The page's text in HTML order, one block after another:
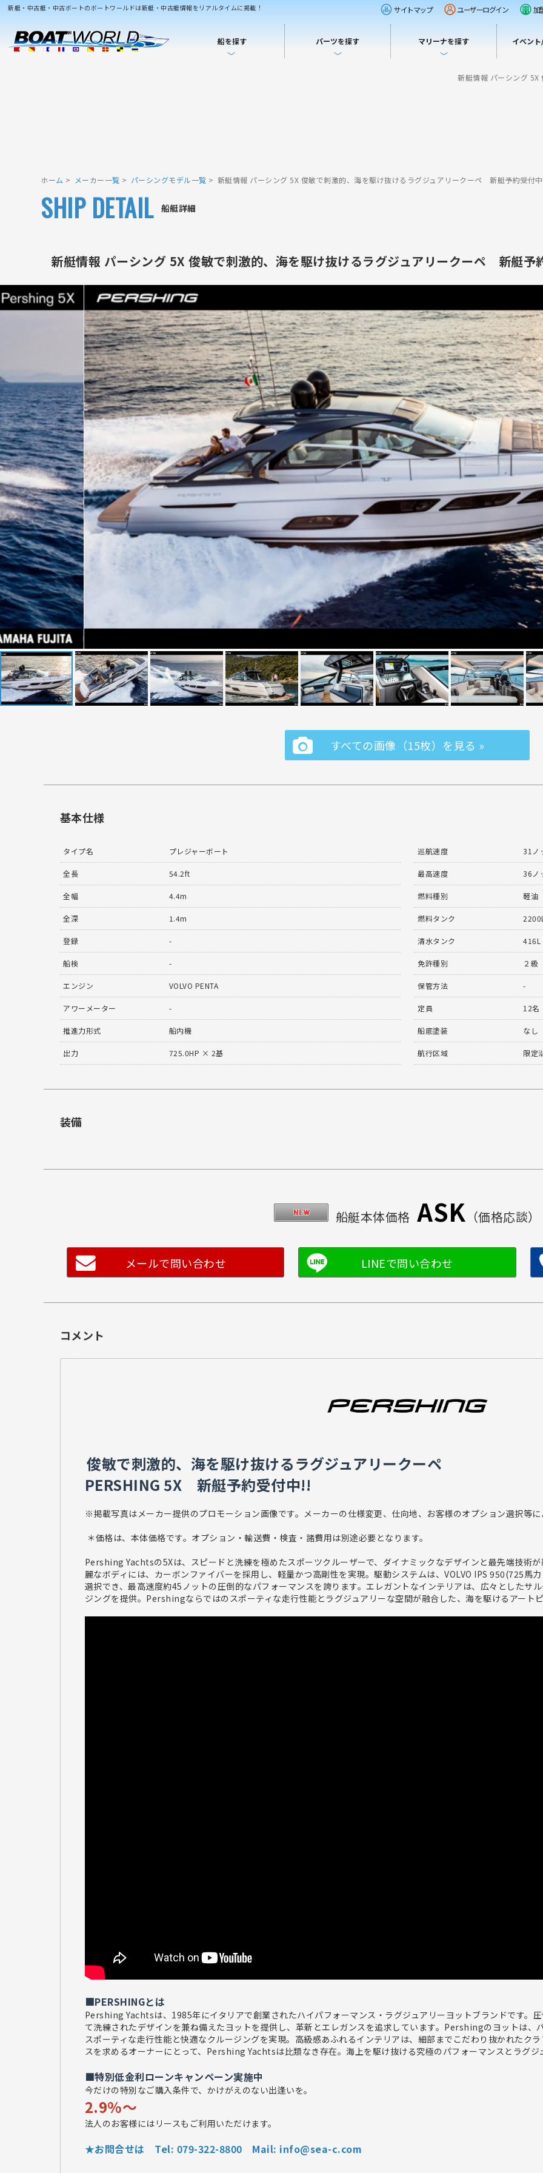
新艇・中古艇・中古ボートのボートワールドは新艇・中古艇情報をリアルタイムに掲載！ サイトマップ ユーザーログイン 加
船を探す パーツを探す マリーナを探す イベン
新艇情報 パーシング
ホーム メーカー一覧 パーシングモデル一覧 新艇情報 パーシング 5X 俊敏で刺激的、海を駆け抜けるラグジュアリークーペ 新艇予約受付中
船艇詳細
SHIP DETAIL
新艇情報 パーシング 5X 俊敏で刺激的、海を駆け抜けるラグジュアリークーペ 新艇予
すべての画像（15枚）を見る »
基本仕様
タイプ名 プレジャーボート
全長 54.2ft
全幅 4.4m
全深 1.4m
登録 -
船検 -
エンジン VOLVO PENTA
アワーメーター -
推進力形式 船内機
出力 725.0HP × 2基
巡航速度 31ノ
最高速度 36ノ
燃料種別 軽油
燃料タンク 2200L
清水タンク 416L
免許種別 ２級
保管方法 -
定員 12名
船底塗装 なし
航行区域 限定
装備
船艇本体価格 ASK （価格応談）
メールで問い合わせ
コメント
俊敏で刺激的、海を駆け抜けるラグジュアリークーペ
PERSHING 5X 新艇予約受付中!!
※掲載写真はメーカー提供のプロモーション画像です。メーカーの仕様変更、仕向地、お客様のオプション選択等
＊価格は、本体価格です。オプション・輸送費・検査・諸費用は別途必要となります。
Pershing Yachtsの5Xは、スピードと洗練を極めたスポーツクルーザーで、ダイナミックなデザインと最先端技術
麗なボディには、カーボンファイバーを採用し、軽量かつ高剛性を実現。駆動システムは、VOLVO IPS 950(725馬
選択でき、最高速度約45ノットの圧倒的なパフォーマンスを誇ります。エレガントなインテリアは、広々としたサ
ジングを提供。Pershingならではのスポーティな走行性能とラグジュアリーな空間が融合した、海を駆ける
■PERSHINGとは
Pershing Yachtsは、1985年にイタリアで創業されたハイパフォーマンス・ラグジュアリーヨットブランドです。
て洗練されたデザインを兼ね備えたヨットを提供し、革新とエレガンスを追求しています。Pershingのヨットは、
スポーティな走行性能と快適なクルージングを実現。高級感あふれるインテリアは、細部までこだわり抜かれたク
スを求めるオーナーにとって、Pershing Yachtsは比類なき存在。海上を駆け抜ける究極のパフォーマンスとラグ
■特別低金利ローンキャンペーン実施中
今だけの特別なご購入条件で、かけがえのない出逢いを。
2.9%〜
法人のお客様にはリースもご利用いただけます。
★お問合せは Tel: 079-322-8800 Mail: info@sea-c.com